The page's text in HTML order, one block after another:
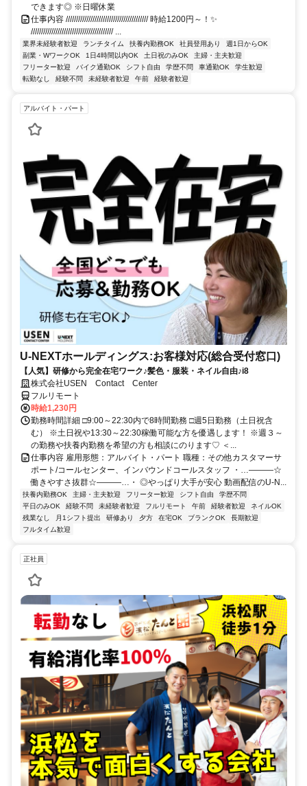
できます◎ ※日曜休業
仕事内容 //////////////////////////////////////// 時給1200円～！✨
//////////////////////////////////////// ...
業界未経験者歓迎 ランチタイム 扶養内勤務OK 社員登用あり
週1日からOK
副業・WワークOK
1日4時間以内OK 土日祝のみOK
主婦・主夫歓迎
フリーター歓迎
バイク通勤OK シフト自由 学歴不問 車通勤OK
学生歓迎
転勤なし
経験不問 未経験者歓迎 午前 経験者歓迎
アルバイト・パート
U-NEXTホールディングス:お客様対応(総合受付窓口)
【人気】研修から完全在宅ワーク♪髪色・服装・ネイル自由♪i8
株式会社USEN Contact Center
フルリモート
時給1,230円
勤務時間詳細 □9:00～22:30内で8時間勤務 □週5日勤務（土日祝含
む） ※土日祝や13:30～22:30稼働可能な方を優遇します！ ※週３～
の勤務や扶養内勤務を希望の方も相談にのります♡ ＜...
仕事内容 雇用形態：アルバイト・パート 職種：その他カスタマーサ
ポート/コールセンター、インバウンドコールスタッフ ・…―――☆
働きやすさ抜群☆―――…・ ◎やっぱり大手が安心 動画配信のU-N...
扶養内勤務OK 主婦・主夫歓迎 フリーター歓迎 シフト自由
学歴不問
平日のみOK
経験不問 未経験者歓迎 フルリモート 午前 経験者歓迎
ネイルOK
残業なし
月1シフト提出 研修あり 夕方 在宅OK ブランクOK
長期歓迎
フルタイム歓迎
正社員